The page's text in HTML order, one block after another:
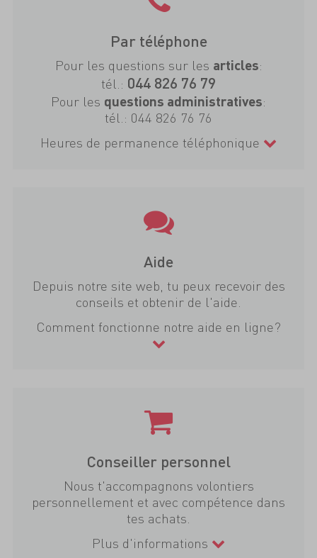
Par téléphone
Pour les questions sur les articles:
tél.: 044 826 76 79
Pour les questions administratives:
tél.: 044 826 76 76
Heures de permanence téléphonique
Aide
Depuis notre site web, tu peux recevoir des
conseils et obtenir de l'aide.
Comment fonctionne notre aide en ligne?
Conseiller personnel
Nous t'accompagnons volontiers
personnellement et avec compétence dans
tes achats.
Plus d'informations